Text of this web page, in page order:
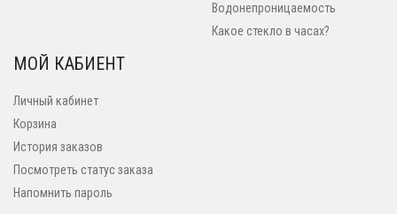
Водонепроницаемость
Какое стекло в часах?
МОЙ КАБИЕНТ
Личный кабинет
Корзина
История заказов
Посмотреть статус заказа
Напомнить пароль